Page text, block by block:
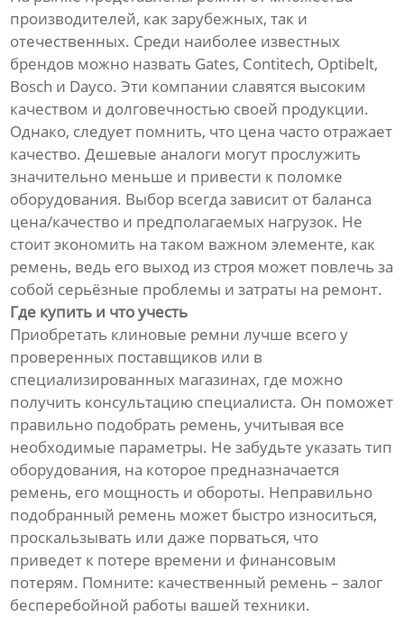
производителей, как зарубежных, так и
отечественных. Среди наиболее известных
брендов можно назвать Gates, Contitech, Optibelt,
Bosch и Dayco. Эти компании славятся высоким
качеством и долговечностью своей продукции.
Однако, следует помнить, что цена часто отражает
качество. Дешевые аналоги могут прослужить
значительно меньше и привести к поломке
оборудования. Выбор всегда зависит от баланса
цена/качество и предполагаемых нагрузок. Не
стоит экономить на таком важном элементе, как
ремень, ведь его выход из строя может повлечь за
собой серьёзные проблемы и затраты на ремонт.
Где купить и что учесть
Приобретать клиновые ремни лучше всего у
проверенных поставщиков или в
специализированных магазинах, где можно
получить консультацию специалиста. Он поможет
правильно подобрать ремень, учитывая все
необходимые параметры. Не забудьте указать тип
оборудования, на которое предназначается
ремень, его мощность и обороты. Неправильно
подобранный ремень может быстро износиться,
проскальзывать или даже порваться, что
приведет к потере времени и финансовым
потерям. Помните: качественный ремень – залог
бесперебойной работы вашей техники.